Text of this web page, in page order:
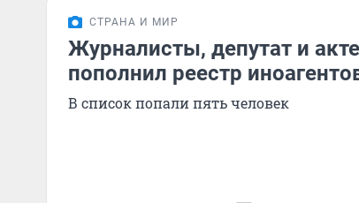
СТРАНА И МИР
Журналисты, депутат и
пополнил реестр
В список попали пять человек